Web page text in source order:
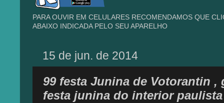
PARA OUVIR EM CELULARES RECOMENDAMOS QUE
ABAIXO INDICADA PELO SEU APARELHO
15 de jun. de 2014
99 festa Junina de Votorantin ,
festa junina do interior paulista